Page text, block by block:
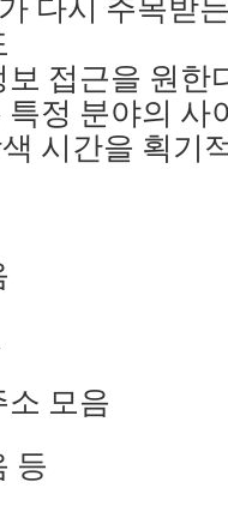
접근을 원한
정 분야의 사
시간을 획기
모음
등